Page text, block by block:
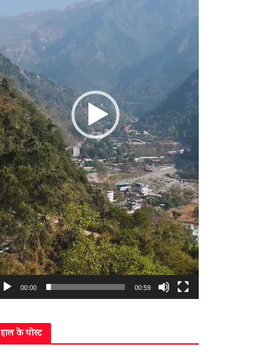
00:00 00:59
हाल के पोस्ट